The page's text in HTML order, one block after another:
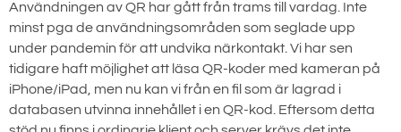
Användningen av QR har gått från trams till vardag. Inte
minst pga de användningsområden som seglade upp
under pandemin för att undvika närkontakt. Vi har sen
tidigare haft möjlighet att läsa QR-koder med kameran på
iPhone/iPad, men nu kan vi från en fil som är lagrad i
databasen utvinna innehållet i en QR-kod. Eftersom detta